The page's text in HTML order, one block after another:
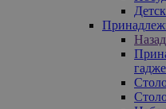
Назад